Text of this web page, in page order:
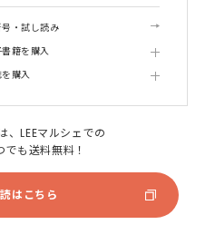
・試し読み
書籍を購入
購入
、LEEマルシェでの
でも送料無料！
はこちら